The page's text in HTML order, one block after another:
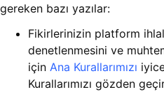
gereken bazı yazılar:
Fikirlerinizin platform
denetlenmesini ve
için Ana Kurallarımızı
Kurallarımızı gözden